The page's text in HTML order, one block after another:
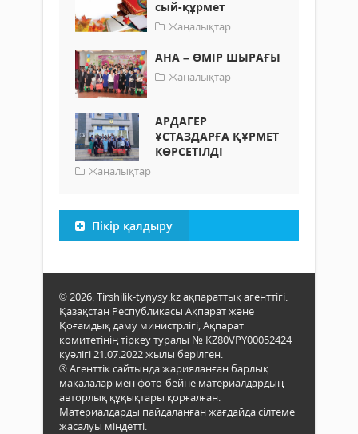
сый-құрмет
Жаңалықтар
АНА – ӨМІР ШЫРАҒЫ
Жаңалықтар
АРДАГЕР
ҰСТАЗДАРҒА ҚҰРМЕТ
КӨРСЕТІЛДІ
Жаңалықтар
Пікір қалдыру
© 2026. Tirshilik-tynysy.kz ақпараттық агенттігі.
Қазақстан Республикасы Ақпарат және
Қоғамдық даму министрлігі, Ақпарат
комитетінің тіркеу туралы № KZ80VPY00052424
куәлігі 21.07.2022 жылы берілген.
® Агенттік сайтында жарияланған барлық
мақалалар мен фото-бейне материалдардың
авторлық құқықтары қорғалған.
Материалдарды пайдаланған жағдайда сілтеме
жасалуы міндетті.